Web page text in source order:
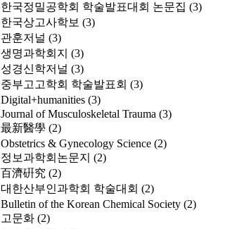
한국정밀공학회 학술발표대회 논문집 (3)
한국상고사학보 (3)
관훈저널 (3)
생명과학회지 (3)
성경신학저널 (3)
중부고고학회 학술발표회 (3)
Digital+humanities (3)
Journal of Musculoskeletal Trauma (3)
最新醫學 (2)
Obstetrics & Gynecology Science (2)
정보과학회논문지 (2)
百濟硏究 (2)
대한산부인과학회 학술대회 (2)
Bulletin of the Korean Chemical Society (2)
고문화 (2)